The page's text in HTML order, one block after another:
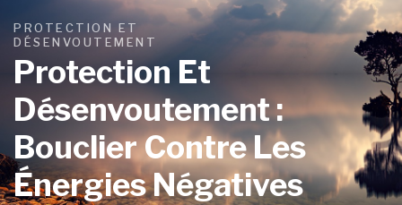
PROTECTION ET
DÉSENVOUTEMENT
Protection Et
Désenvoutement :
Bouclier Contre Les
Énergies Négatives